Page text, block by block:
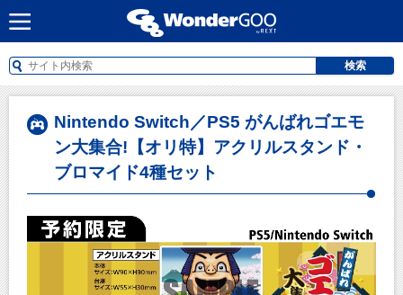
検索
Nintendo Switch／PS5 がんばれゴエモ
ン大集合!【オリ特】アクリルスタンド・
ブロマイド4種セット